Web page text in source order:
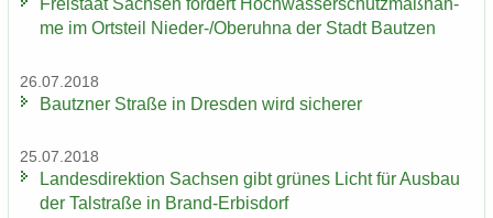
Frei­staat Sach­sen för­dert Hoch­was­ser­schutz­maß­nah­
me im Orts­teil Nieder-​/Ober­uh­na der Stadt Baut­zen
26.07.2018
Bautz­ner Stra­ße in Dres­den wird si­che­rer
25.07.2018
Lan­des­di­rek­ti­on Sach­sen gibt grü­nes Licht für Aus­bau
der Tal­stra­ße in Brand-​Erbisdorf